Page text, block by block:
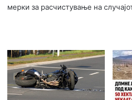
мерки за расчистување на